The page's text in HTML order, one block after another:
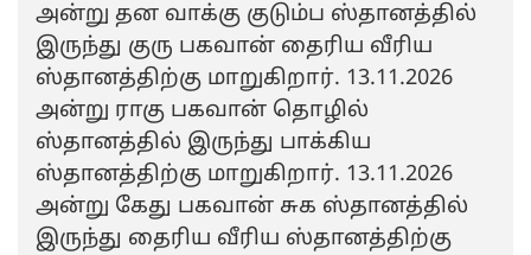
அன்று தன வாக்கு குடும்ப ஸ்தானத்தில்
இருந்து குரு பகவான் தைரிய வீரிய
ஸ்தானத்திற்கு மாறுகிறார். 13.11.2026
அன்று ராகு பகவான் தொழில்
ஸ்தானத்தில் இருந்து பாக்கிய
ஸ்தானத்திற்கு மாறுகிறார். 13.11.2026
அன்று கேது பகவான் சுக ஸ்தானத்தில்
இருந்து தைரிய வீரிய ஸ்தானத்திற்கு